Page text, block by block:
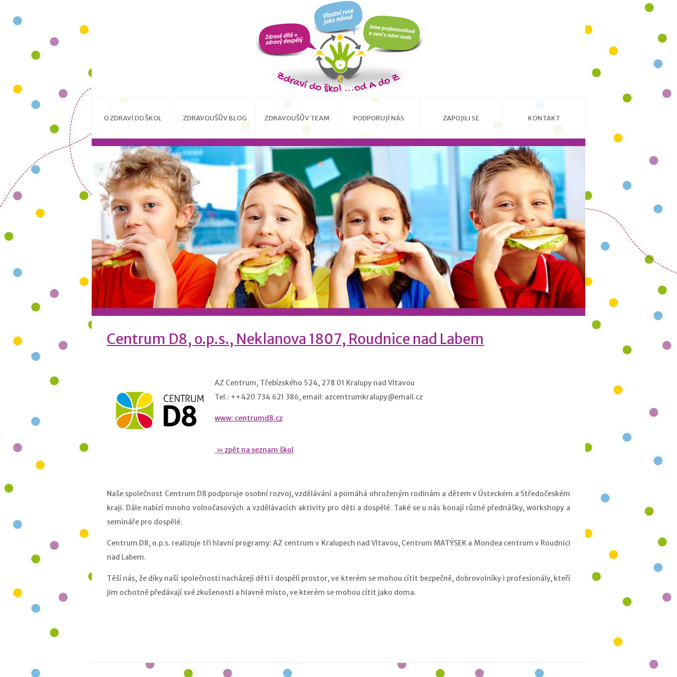
O ZDRAVÍ DO ŠKOL ZDRAVOUŠŮV BLOG ZDRAVOUŠŮV TEAM PODPORUJÍ NÁS ZAPOJILI SE KONTAKT
Centrum D8, o.p.s., Neklanova 1807, Roudnice nad Labem
AZ Centrum, Třebízského 524, 278 01 Kralupy nad Vltavou
Tel.: ++420 734 621 386, email: azcentrumkralupy@email.cz
www: centrumd8.cz
» zpět na seznam škol
Naše společnost Centrum D8 podporuje osobní rozvoj, vzdělávání a pomáhá ohroženým rodinám a dětem v Ústeckém a Středočeském
kraji. Dále nabízí mnoho volnočasových a vzdělávacích aktivity pro děti a dospělé. Také se u nás konají různé přednášky, workshopy a
semináře pro dospělé.
Centrum D8, o.p.s. realizuje tři hlavní programy: AZ centrum v Kralupech nad Vltavou, Centrum MATÝSEK a Mondea centrum v Roudnici
nad Labem.
Těší nás, že díky naší společnosti nacházejí děti i dospělí prostor, ve kterém se mohou cítit bezpečně, dobrovolníky i profesionály, kteří
jim ochotně předávají své zkušenosti a hlavně místo, ve kterém se mohou cítit jako doma.